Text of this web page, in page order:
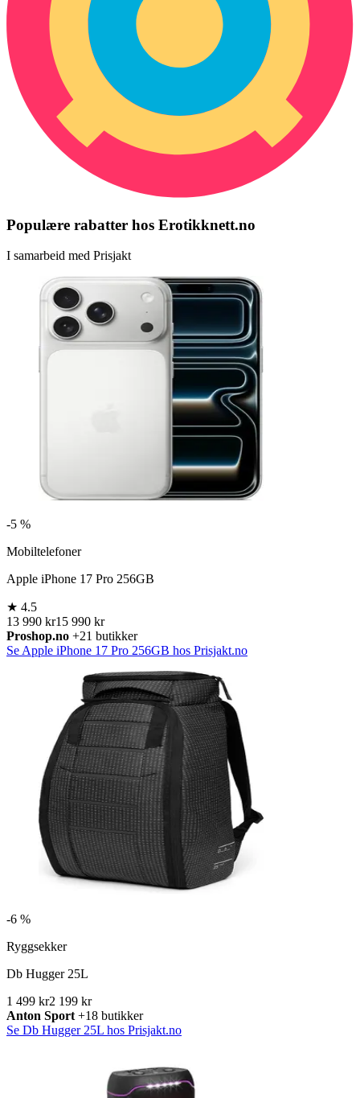
Populære rabatter hos Erotikknett.no
I samarbeid med Prisjakt
-5 %
Mobiltelefoner
Apple iPhone 17 Pro 256GB
★ 4.5
13 990 kr15 990 kr
Proshop.no +21 butikker
Se Apple iPhone 17 Pro 256GB hos Prisjakt.no
-6 %
Ryggsekker
Db Hugger 25L
1 499 kr2 199 kr
Anton Sport +18 butikker
Se Db Hugger 25L hos Prisjakt.no